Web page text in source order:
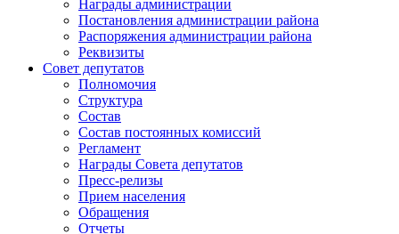
Награды администрации
Постановления администрации района
Распоряжения администрации района
Реквизиты
Совет депутатов
Полномочия
Структура
Состав
Состав постоянных комиссий
Регламент
Награды Совета депутатов
Пресс-релизы
Прием населения
Обращения
Отчеты